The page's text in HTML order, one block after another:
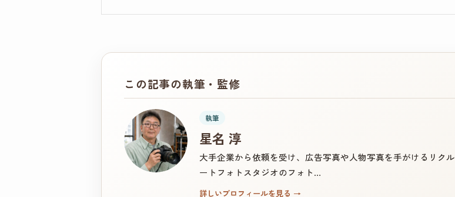
この記事の執筆・監修
執筆
星名 淳
大手企業から依頼を受け、広告写真や人物写真を手がけるリクル
ートフォトスタジオのフォト…
詳しいプロフィールを見る →